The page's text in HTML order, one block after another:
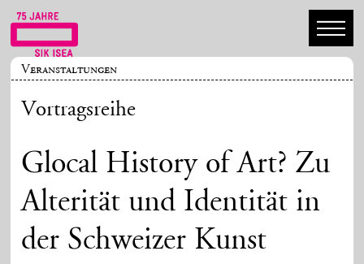
Veranstaltungen
Vortragsreihe
Glocal History of Art? Zu
Alterität und Identität in
der Schweizer Kunst